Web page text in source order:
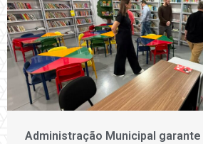
Administração Municipal